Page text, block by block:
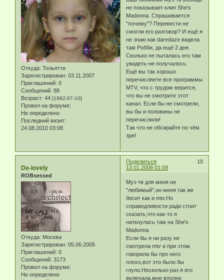
Откуда: Тольятти
Зарегистрирован: 03.11.2007
Приглашений: 0
Сообщений: 88
Возраст: 44 [1982-07-10]
Провел на форуме:
Не определено
Последний визит:
24.08.2010 03:08
не показывает клип She's
Madonna. Спрашивается
"почему"? Перевести не
смогли его разговор? И ещё я
не знаю как daredaze видела
там Робби, да ещё 2 дня.
Сколько не пыталась его там
увидеть-не получалось.
Ещё вы так хорошо
перечисляете все программы
MTV, что с трудом верится,
что вы не смотрите этот
канал. Если бы не смотрели,
вы бы и половины не
перечислили!
Так что не обсирайте по чём
зря!
Поделиться
10
13.01.2008 01:09
De-lovely
ROBsessed
Откуда: Москва
Зарегистрирован: 05.06.2005
Приглашений: 0
Сообщений: 3173
Провел на форуме:
Не определено
Муз-тв для меня не
"любимый",он меня так же
бесит как и mtv.Но
справедливости ради стоит
сказать,что как-то я
наткнулась там на She's
Madonna.
Если бы я ни разу не
смотрела mtv и при этом
говорила бы про него
плохо,вот это было бы
глупо.Несколько раз я его
включала,мне вполне